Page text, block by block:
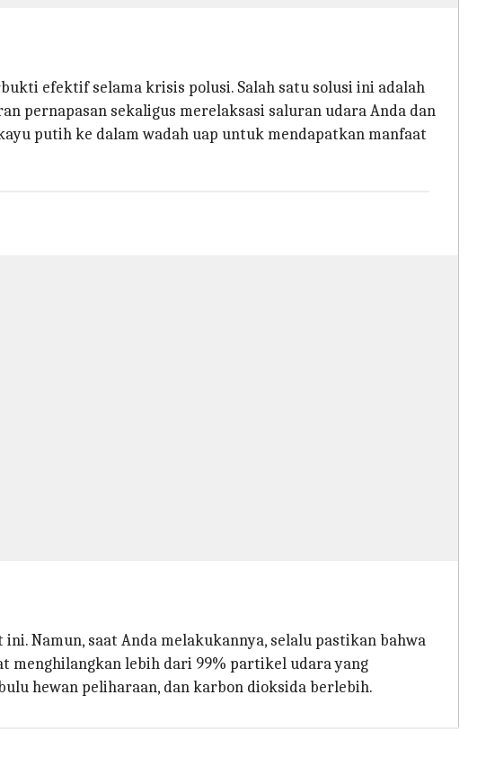
efektif selama krisis polusi. Salah satu solusi ini adalah
pernapasan sekaligus merelaksasi saluran udara Anda dan
putih ke dalam wadah uap untuk mendapatkan manfaat
Namun, saat Anda melakukannya, selalu pastikan bahwa
lebih dari 99% partikel udara yang
hewan peliharaan, dan karbon dioksida berlebih.